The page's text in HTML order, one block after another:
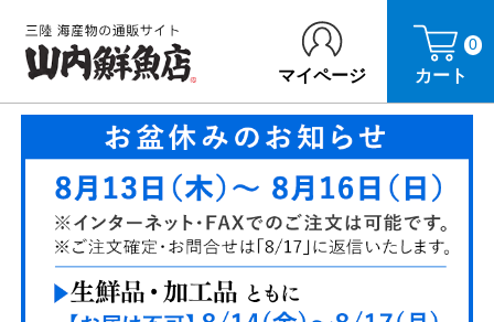
マイページ カート
0